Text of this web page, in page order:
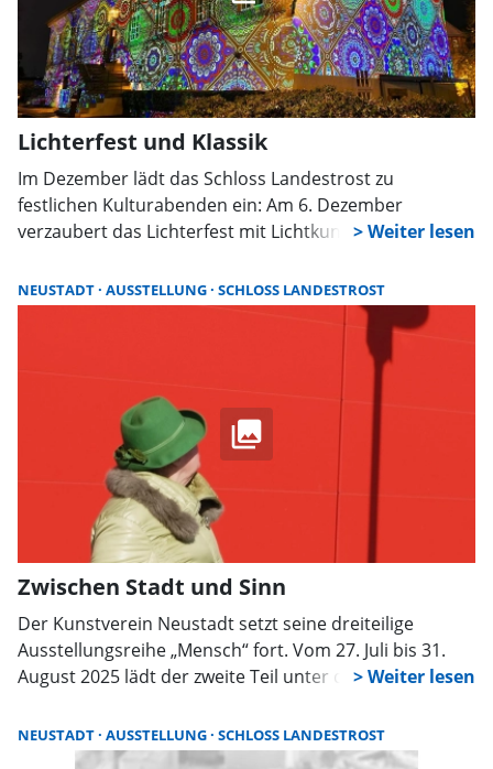
Lichterfest und Klassik
Im Dezember lädt das Schloss Landestrost zu
festlichen Kulturabenden ein: Am 6. Dezember
verzaubert das Lichterfest mit Lichtkunst und Poesie-
Hofmusik Volksmusik und Klassik.
NEUSTADT AUSSTELLUNG SCHLOSS LANDESTROST
Zwischen Stadt und Sinn
Der Kunstverein Neustadt setzt seine dreiteilige
Ausstellungsreihe „Mensch“ fort. Vom 27. Juli bis 31.
August 2025 lädt der zweite Teil unter dem Titel „man
Künstler Guido Klumpe und Michael Hennings widmen
sich darin der Frage, wie der Mensch den urbanen
NEUSTADT AUSSTELLUNG SCHLOSS LANDESTROST